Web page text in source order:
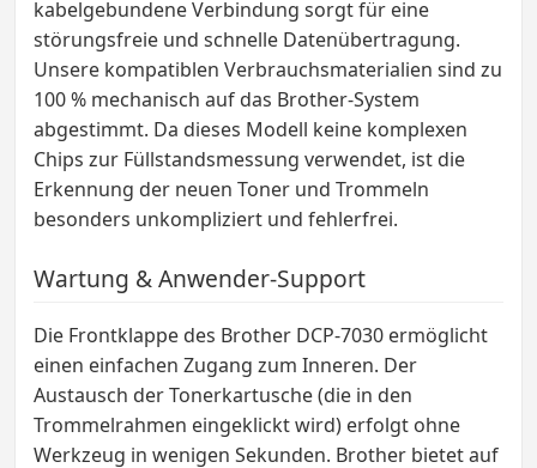
kabelgebundene Verbindung sorgt für eine
störungsfreie und schnelle Datenübertragung.
Unsere kompatiblen Verbrauchsmaterialien sind zu
100 % mechanisch auf das Brother-System
abgestimmt. Da dieses Modell keine komplexen
Chips zur Füllstandsmessung verwendet, ist die
Erkennung der neuen Toner und Trommeln
besonders unkompliziert und fehlerfrei.
Wartung & Anwender-Support
Die Frontklappe des Brother DCP-7030 ermöglicht
einen einfachen Zugang zum Inneren. Der
Austausch der Tonerkartusche (die in den
Trommelrahmen eingeklickt wird) erfolgt ohne
Werkzeug in wenigen Sekunden. Brother bietet auf